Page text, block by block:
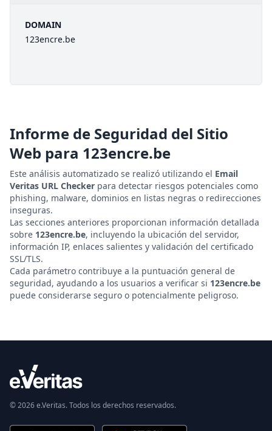
DOMAIN
123encre.be
Informe de Seguridad del Sitio
Web para 123encre.be
Este análisis automatizado se realizó utilizando el Email
Veritas URL Checker para detectar riesgos potenciales como
phishing, malware, dominios en listas negras o redirecciones
inseguras.
Las secciones anteriores proporcionan información detallada
sobre 123encre.be, incluyendo la ubicación del servidor,
información IP, enlaces salientes y validación del certificado
SSL/TLS.
Cada parámetro contribuye a la puntuación general de
seguridad, ayudando a los usuarios a verificar si 123encre.be
puede considerarse seguro o potencialmente peligroso.
© 2026 e.Veritas. Todos los derechos reservados.